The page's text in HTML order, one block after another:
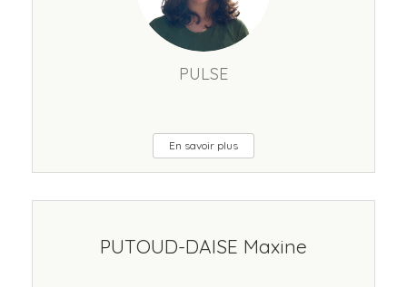
PULSE
En savoir plus
PUTOUD-DAISE Maxine